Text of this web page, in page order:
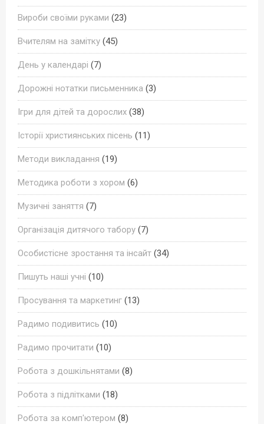
Вироби своїми руками (23)
Вчителям на замітку (45)
День у календарі (7)
Дорожні нотатки письменника (3)
Ігри для дітей та дорослих (38)
Історії християнських пісень (11)
Методи викладання (19)
Методика роботи з хором (6)
Музичні заняття (7)
Організація дитячого табору (7)
Особистісне зростання та інсайт (34)
Пишуть наші учні (10)
Просування та маркетинг (13)
Радимо подивитись (10)
Радимо прочитати (10)
Робота з дошкільнятами (8)
Робота з підлітками (18)
Робота за комп'ютером (8)